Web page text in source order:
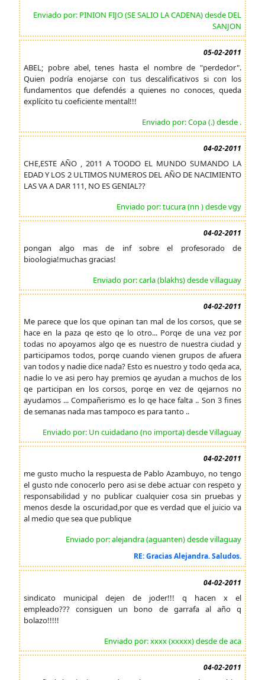
Enviado por: PINION FIJO (SE SALIO LA CADENA) desde DEL
SANJON
05-02-2011
ABEL; pobre abel, tenes hasta el nombre de "perdedor".
Quien podría enojarse con tus descalificativos si con los
fundamentos que defendés a quienes no conoces, queda
explícito tu coeficiente mental!!!
Enviado por: Copa (.) desde .
04-02-2011
CHE,ESTE AÑO , 2011 A TOODO EL MUNDO SUMANDO LA
EDAD Y LOS 2 ULTIMOS NUMEROS DEL AÑO DE NACIMIENTO
LAS VA A DAR 111, NO ES GENIAL??
Enviado por: tucura (nn ) desde vgy
04-02-2011
pongan algo mas de inf sobre el profesorado de
bioologia!muchas gracias!
Enviado por: carla (blakhs) desde villaguay
04-02-2011
Me parece que los que opinan tan mal de los corsos, que se
hace en la paza qe esto qe lo otro... Porqe de una vez por
todas no apoyamos algo qe es nuestro de nuestra ciudad y
participamos todos, porqe cuando vienen grupos de afuera
van todos y nadie dice nada? Esto es nuestro y todo qeda aca,
nadie lo ve asi pero hay premios qe ayudan a muchos de los
qe participan en los corsos, porqe en vez de qejarnos no
ayudamos ... Compañerismo es lo qe hace falta .. Son 3 fines
de semanas nada mas tampoco es para tanto ..
Enviado por: Un cuidadano (no importa) desde Villaguay
04-02-2011
me gusto mucho la respuesta de Pablo Azambuyo, no tengo
el gusto nde conocerlo pero asi se debe actuar con respeto y
responsabilidad y no publicar cualquier cosa sin pruebas y
menos desde la oscuridad,por que es verdad que el juicio va
al medio que sea que publique
Enviado por: alejandra (aguanten) desde villaguay
RE: Gracias Alejandra. Saludos.
04-02-2011
sindicato municipal dejen de joder!!! q hacen x el
empleado??? consiguen un bono de garrafa al año q
bolazo!!!!!
Enviado por: xxxx (xxxxx) desde de aca
04-02-2011